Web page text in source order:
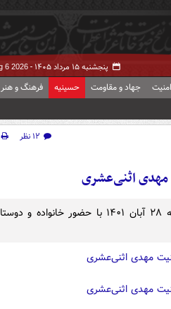
پنجشنبه ۱۵ مرداد ۱۴۰۵ - 6 2026
جهاد و مقاومت حسینیه فرهنگ و هنر
۱۲ نظر
مهدی اثنی‌عشری
آیین وداع با پیکر مطهر شهید مدافع امنیت مهدی اثنی‌عشری، شنبه ۲۸